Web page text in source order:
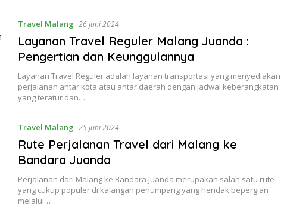
Travel Malang 26 Juni 2024
Layanan Travel Reguler Malang Juanda :
Pengertian dan Keunggulannya
Layanan Travel Reguler adalah layanan transportasi yang menyediakan
perjalanan antar kota atau antar daerah dengan jadwal keberangkatan
yang teratur dan…
Travel Malang 25 Juni 2024
Rute Perjalanan Travel dari Malang ke
Bandara Juanda
Perjalanan dari Malang ke Bandara Juanda merupakan salah satu rute
yang cukup populer di kalangan penumpang yang hendak bepergian
melalui…